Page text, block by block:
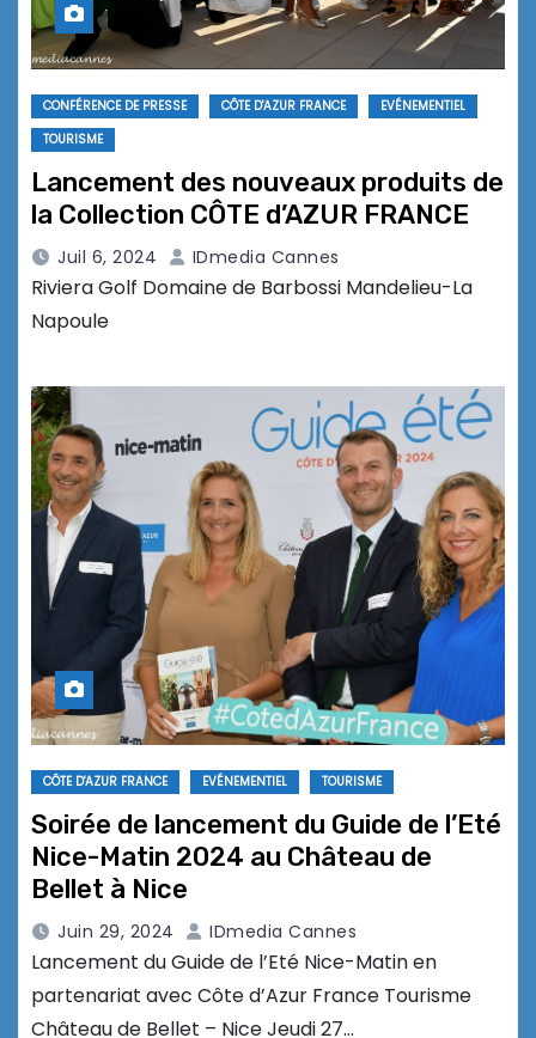
CONFÉRENCE DE PRESSE CÔTE D'AZUR FRANCE
EVÉNEMENTIEL
TOURISME
Lancement des nouveaux produits de
la Collection CÔTE d’AZUR FRANCE
Juil 6, 2024 IDmedia Cannes
Riviera Golf Domaine de Barbossi Mandelieu-La
Napoule
CÔTE D'AZUR FRANCE EVÉNEMENTIEL TOURISME
Soirée de lancement du Guide de l’Eté
Nice-Matin 2024 au Château de
Bellet à Nice
Juin 29, 2024 IDmedia Cannes
Lancement du Guide de l’Eté Nice-Matin en
partenariat avec Côte d’Azur France Tourisme
Château de Bellet – Nice Jeudi 27…